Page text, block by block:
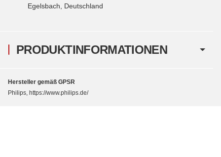
PRODUKTINFORMATIONEN
Egelsbach, Deutschland
Hersteller gemäß GPSR
Philips, https://www.philips.de/